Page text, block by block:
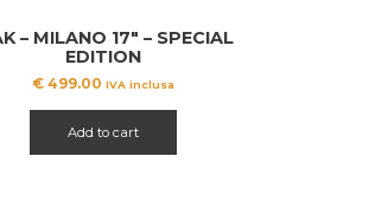
– MILANO 17″ – SPECIAL
EDITION
€ 499.00 IVA inclusa
Add to cart